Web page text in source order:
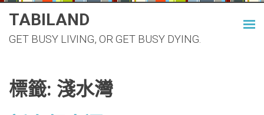
content
TABILAND
GET BUSY LIVING, OR GET BUSY DYING.
標籤: 淺水灣